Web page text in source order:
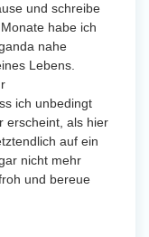
und schreibe
habe ich
nahe
Lebens.
ich unbedingt
erscheint, als hier
auf ein
nicht mehr
und bereue